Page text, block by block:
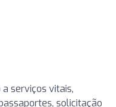
serviços vitais,
solicitação